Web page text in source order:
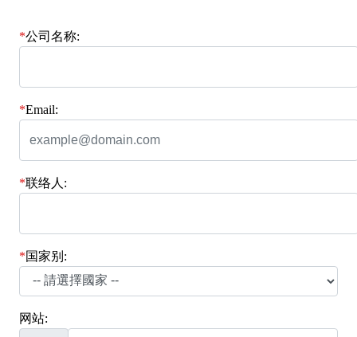
*公司名称:
*Email:
*联络人:
*国家别:
网站: